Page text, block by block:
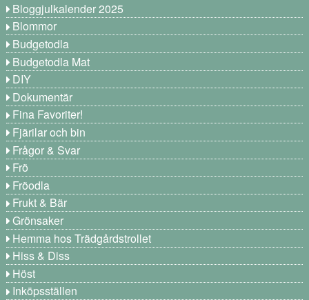
Bloggjulkalender 2025
Blommor
Budgetodla
Budgetodla Mat
DIY
Dokumentär
Fina Favoriter!
Fjärilar och bin
Frågor & Svar
Frö
Fröodla
Frukt & Bär
Grönsaker
Hemma hos Trädgårdstrollet
Hiss & Diss
Höst
Inköpsställen